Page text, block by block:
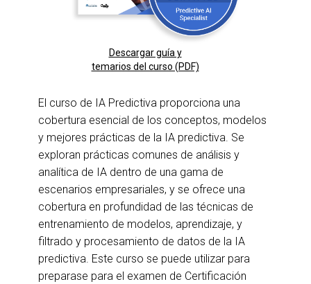
Descargar guía y
temarios del curso (PDF)
El curso de IA Predictiva proporciona una
cobertura esencial de los conceptos, modelos
y mejores prácticas de la IA predictiva. Se
exploran prácticas comunes de análisis y
analítica de IA dentro de una gama de
escenarios empresariales, y se ofrece una
cobertura en profundidad de las técnicas de
entrenamiento de modelos, aprendizaje, y
filtrado y procesamiento de datos de la IA
predictiva. Este curso se puede utilizar para
preparase para el examen de Certificación